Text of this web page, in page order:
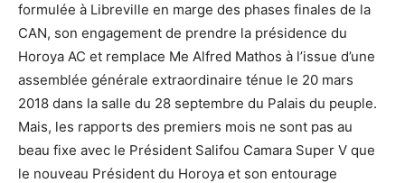
formulée à Libreville en marge des phases finales de la
CAN, son engagement de prendre la présidence du
Horoya AC et remplace Me Alfred Mathos à l’issue d’une
assemblée générale extraordinaire ténue le 20 mars
2018 dans la salle du 28 septembre du Palais du peuple.
Mais, les rapports des premiers mois ne sont pas au
beau fixe avec le Président Salifou Camara Super V que
le nouveau Président du Horoya et son entourage